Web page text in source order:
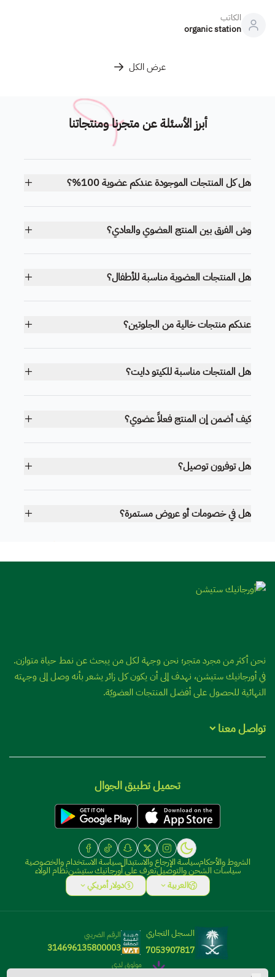
الكاتب
organic station
عرض الكل
أبرز الأسئلة عن متجرنا ومنتجاتنا
هل كل المنتجات الموجودة عندكم عضوية 100%؟
وش الفرق بين المنتج العضوي والعادي؟
هل المنتجات العضوية مناسبة للأطفال؟
عندكم منتجات خالية من الجلوتين؟
هل المنتجات مناسبة للكيتو دايت؟
كيف أضمن إن المنتج فعلاً عضوي؟
هل توفرون توصيل؟
هل في خصومات أو عروض مستمرة؟
أورجانيك ستيشن
نحن أكثر من مجرد متجر؛ نحن وجهة لكل من يبحث عن نمط حياة متوازن.
في أورجانيك ستيشن، نهدف إلى أن يكون كل زائر يشعر بأنه وصل إلى وجهته
النهائية للحصول على أفضل المنتجات العضويّة.
تواصل معنا
info@organic-station.com
تحميل تطبيق الجوال
الشروط والأحكامسياسة الإرجاع والاستبدالسياسة الاستخدام والخصوصية
سياسات الشحن والتوصيلتعرف على أورجانيك ستيشننظام الولاء
العربية
دولار أمريكي
السجل التجاري
7053907817
الرقم الضريبي
314696135800003
موثوق لدى